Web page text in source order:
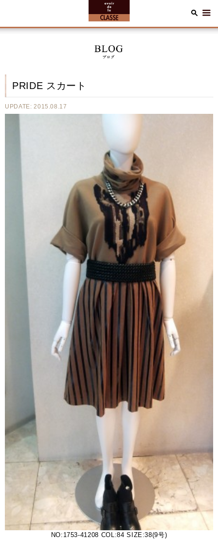
PRIDE スカート
UPDATE: 2015.08.17
NO:1753-41208 COL:84 SIZE:38(9号)